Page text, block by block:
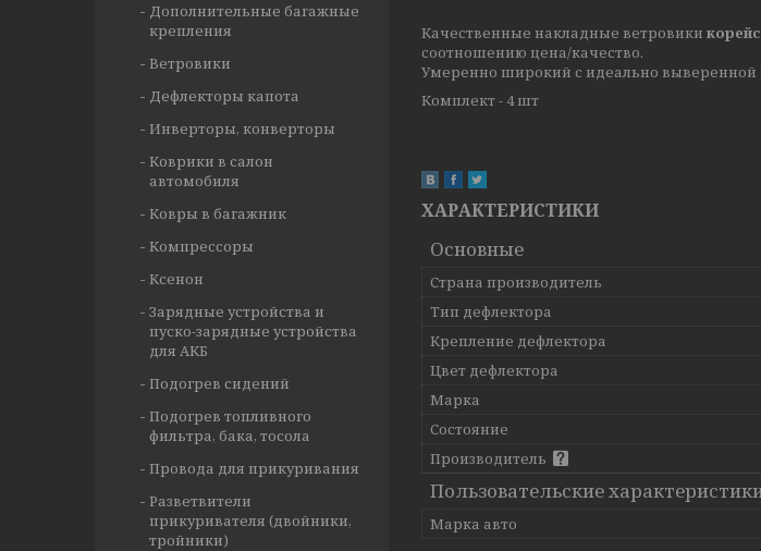
Качественные накладные ветровики
соотношению цена/качество.
Умеренно широкий с идеально
Комплект - 4 шт
ХАРАКТЕРИСТИКИ
Основные
Страна производитель
Тип дефлектора
Крепление дефлектора
Цвет дефлектора
Марка
Состояние
Производитель
Пользовательские
Марка авто
Дополнительные багажные
крепления
Ветровики
Дефлекторы капота
Инверторы, конверторы
Коврики в салон
автомобиля
Ковры в багажник
Компрессоры
Ксенон
Зарядные устройства и
пуско-зарядные устройства
для АКБ
Подогрев сидений
Подогрев топливного
фильтра, бака, тосола
Провода для прикуривания
Разветвители
прикуривателя (двойники,
тройники)